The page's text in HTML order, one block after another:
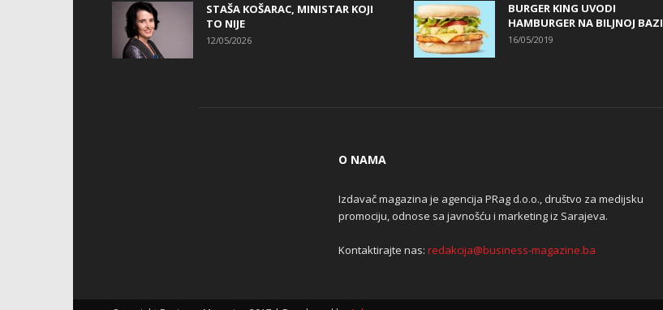
STAŠA KOŠARAC, MINISTAR KOJI
TO NIJE
12/05/2026
BURGER KING UVODI
HAMBURGER NA BILJNOJ BAZI
16/05/2019
O NAMA
Izdavač magazina je agencija PRag d.o.o., društvo za medijsku
promociju, odnose sa javnošću i marketing iz Sarajeva.
Kontaktirajte nas: redakcija@business-magazine.ba